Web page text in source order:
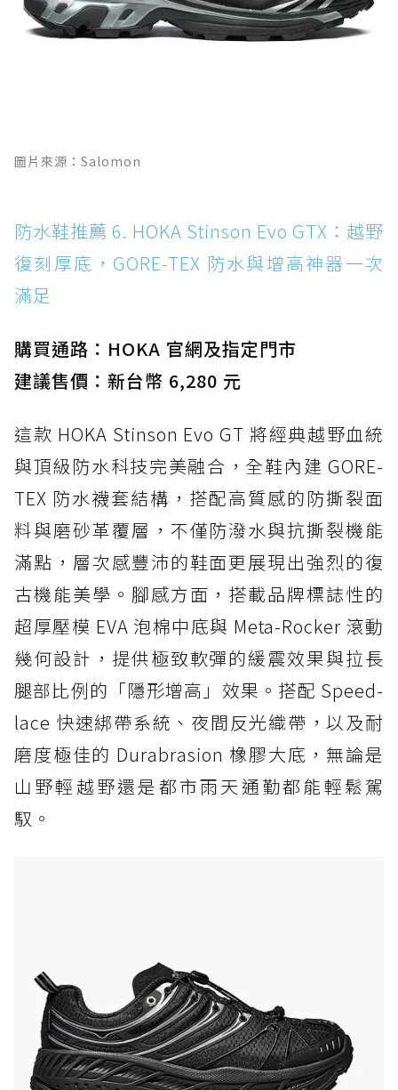
圖片來源：Salomon
防水鞋推薦 6. HOKA Stinson Evo GTX：越野
復刻厚底，GORE-TEX 防水與增高神器一次
滿足
購買通路：HOKA 官網及指定門市
建議售價：新台幣 6,280 元
這款 HOKA Stinson Evo GT 將經典越野血統
與頂級防水科技完美融合，全鞋內建 GORE-
TEX 防水襪套結構，搭配高質感的防撕裂面
料與磨砂革覆層，不僅防潑水與抗撕裂機能
滿點，層次感豐沛的鞋面更展現出強烈的復
古機能美學。腳感方面，搭載品牌標誌性的
超厚壓模 EVA 泡棉中底與 Meta-Rocker 滾動
幾何設計，提供極致軟彈的緩震效果與拉長
腿部比例的「隱形增高」效果。搭配 Speed-
lace 快速綁帶系統、夜間反光織帶，以及耐
磨度極佳的 Durabrasion 橡膠大底，無論是
山野輕越野還是都市雨天通勤都能輕鬆駕
馭。